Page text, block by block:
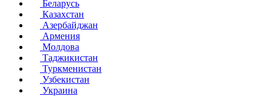
Беларусь
Казахстан
Азербайджан
Армения
Молдова
Таджикистан
Туркменистан
Узбекистан
Украина